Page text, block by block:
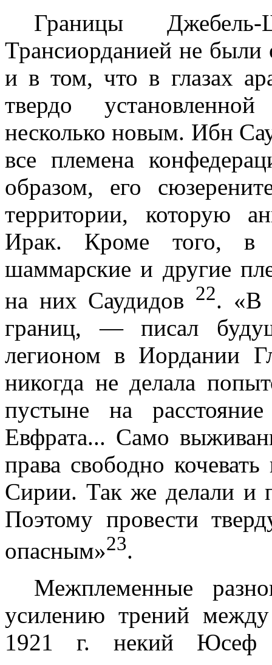
Границы
Трансиорданией не
и в том, что в глазах
твердо
несколько новым. Ибн
все племена
образом, его
территории, которую
Ирак. Кроме того, в
шаммарские и другие
на них Саудидов 22. «В
границ, — писал
легионом в Иордании
никогда не делала
пустыне на
Евфрата... Само
права свободно
Сирии. Так же делали и
Поэтому провести
опасным»23.
Межплеменные
усилению трений
1921 г. некий Юсеф